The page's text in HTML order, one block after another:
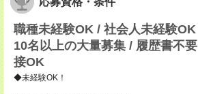
職種未経験OK / 社会人未経験
10名以上の大量募集 / 履歴書不
接OK
◆未経験OK！